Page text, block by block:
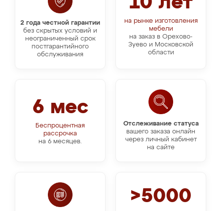
на рынке изготовления
мебели
на заказ в Орехово-
Зуево и Московской
области
2 года честной гарантии
без скрытых условий и
неограниченный срок
постгарантийного
обслуживания
Отслеживание статуса
вашего заказа онлайн
через личный кабинет
на сайте
6 мес
Беспроцентная
рассрочка
на 6 месяцев.
>5000